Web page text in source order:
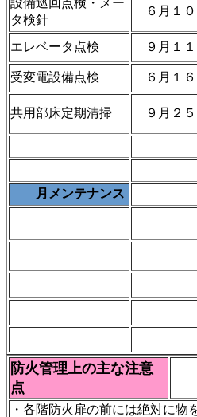
設備巡回点検・メー
タ検針
６月１０
エレベータ点検 ９月１１
受変電設備点検 ６月１
共用部床定期清掃 ９月２
月メンテナンス
防火管理上の主な注意
点
・各階防火扉の前には絶対に物